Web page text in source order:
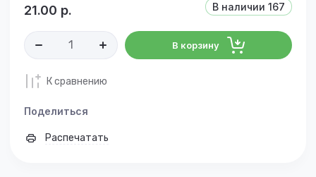
В наличии 167
21.00 р.
В корзину
К сравнению
Поделиться
Распечатать